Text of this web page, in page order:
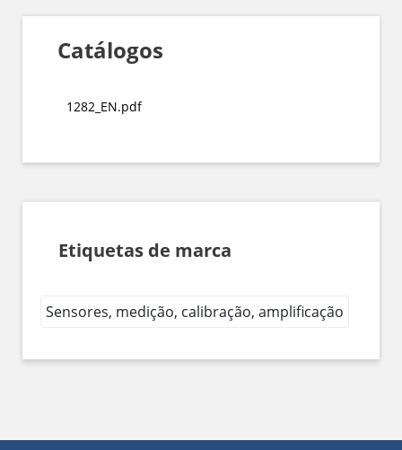
Catálogos
1282_EN.pdf
Etiquetas de marca
Sensores, medição, calibração, amplificação